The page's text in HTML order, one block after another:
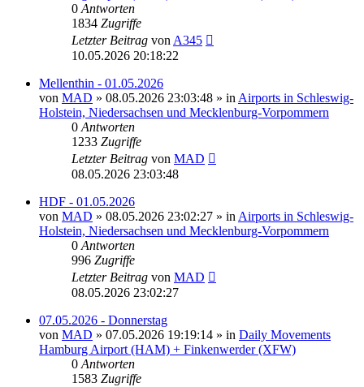
0 Antworten
1834 Zugriffe
Letzter Beitrag von A345
10.05.2026 20:18:22
Mellenthin - 01.05.2026
von MAD » 08.05.2026 23:03:48 » in Airports in Schleswig-
Holstein, Niedersachsen und Mecklenburg-Vorpommern
0 Antworten
1233 Zugriffe
Letzter Beitrag von MAD
08.05.2026 23:03:48
HDF - 01.05.2026
von MAD » 08.05.2026 23:02:27 » in Airports in Schleswig-
Holstein, Niedersachsen und Mecklenburg-Vorpommern
0 Antworten
996 Zugriffe
Letzter Beitrag von MAD
08.05.2026 23:02:27
07.05.2026 - Donnerstag
von MAD » 07.05.2026 19:19:14 » in Daily Movements
Hamburg Airport (HAM) + Finkenwerder (XFW)
0 Antworten
1583 Zugriffe